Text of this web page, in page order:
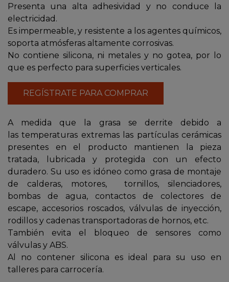
Presenta una alta adhesividad y no conduce la
electricidad.
Es impermeable, y resistente a los agentes químicos,
soporta atmósferas altamente corrosivas.
No contiene silicona, ni metales y no gotea, por lo
que es perfecto para superficies verticales.
REGÍSTRATE PARA COMPRAR
A medida que la grasa se derrite debido a
las temperaturas extremas las partículas cerámicas
presentes en el producto mantienen la pieza
tratada, lubricada y protegida con un efecto
duradero. Su uso es idóneo como grasa de montaje
de calderas, motores, tornillos, silenciadores,
bombas de agua, contactos de colectores de
escape, accesorios roscados, válvulas de inyección,
rodillos y cadenas transportadoras de hornos, etc.
También evita el bloqueo de sensores como
válvulas y ABS.
Al no contener silicona es ideal para su uso en
talleres para carrocería.